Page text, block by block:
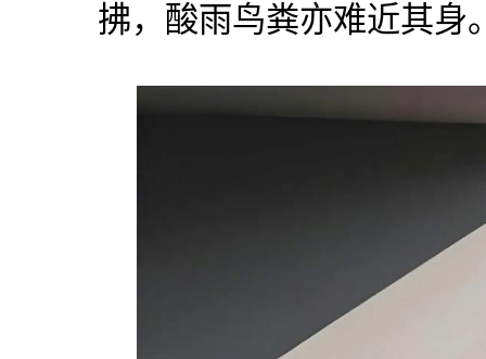
拂，酸雨鸟粪亦难近其身